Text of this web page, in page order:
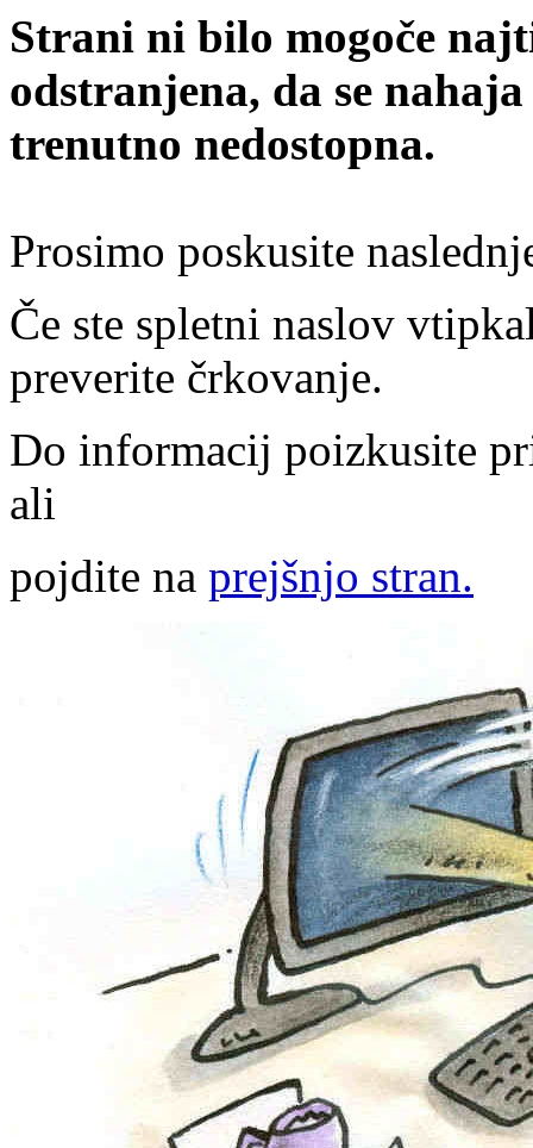
Strani ni bilo mogoče
odstranjena, da se
trenutno nedostopna.
Prosimo poskusite
Če ste spletni naslov
preverite črkovanje.
Do informacij poizkusite
ali
pojdite na prejšnjo stran.